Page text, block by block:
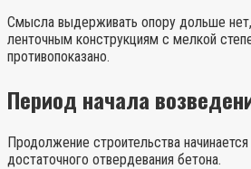
Смысла выдерживать опору дольше
ленточным конструкциям с мелкой
противопоказано.
Период начала
Продолжение строительства
достаточного отвердевания бетона.